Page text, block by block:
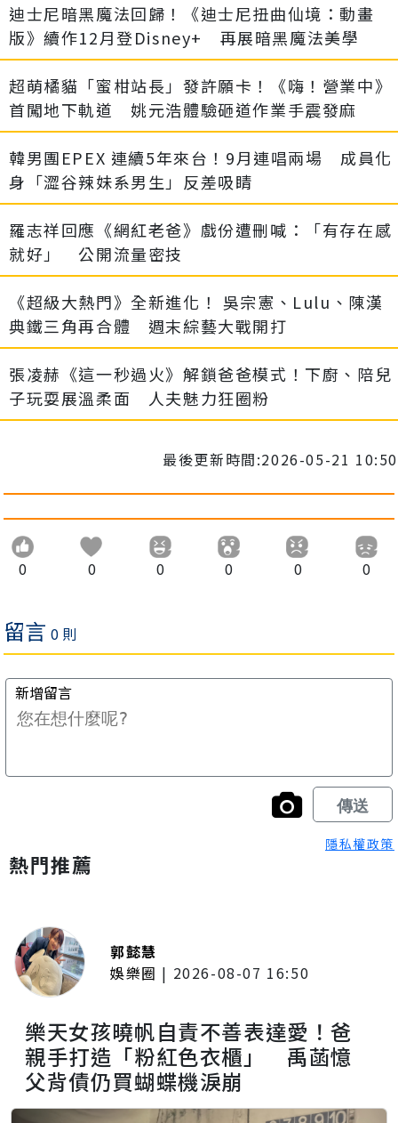
迪士尼暗黑魔法回歸！《迪士尼扭曲仙境：動畫
版》續作12月登Disney+ 再展暗黑魔法美學
超萌橘貓「蜜柑站長」發許願卡！《嗨！營業中》
首闖地下軌道 姚元浩體驗砸道作業手震發麻
韓男團EPEX 連續5年來台！9月連唱兩場 成員化
身「澀谷辣妹系男生」反差吸睛
羅志祥回應《網紅老爸》戲份遭刪喊：「有存在感
就好」 公開流量密技
《超級大熱門》全新進化！ 吳宗憲、Lulu、陳漢
典鐵三角再合體 週末綜藝大戰開打
張凌赫《這一秒過火》解鎖爸爸模式！下廚、陪兒
子玩耍展溫柔面 人夫魅力狂圈粉
最後更新時間:2026-05-21 10:50
0 0 0 0 0 0
隱私權政策
熱門推薦
郭懿慧
娛樂圈 | 2026-08-07 16:50
樂天女孩曉帆自責不善表達愛！爸
親手打造「粉紅色衣櫃」 禹菡憶
父背債仍買蝴蝶機淚崩